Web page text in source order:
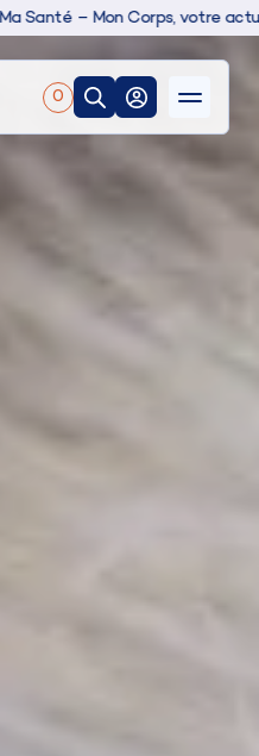
– Mon Corps, votre actualité
0